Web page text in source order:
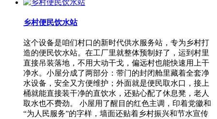
乡村便民饮水站
这个设备是咱们村口的新时代供水服务站，专为乡村打
造的便民饮水站。在工厂里就整体预制好了，运到村里
直接吊装落地，不用大动干戈，偏远村也能快速用上干
净水。小屋分成了两部分：带门的封闭舱里藏着全套净
水设备，安全又方便维护；外面就是便民取水口，接上
桶就能直接装干净的直饮水，还贴心配了休息凳，老人
取水也不费劲。 小屋用了醒目的红色主调，印着党徽和
“为人民服务”的字样，墙面还贴着乡村振兴和节水宣传